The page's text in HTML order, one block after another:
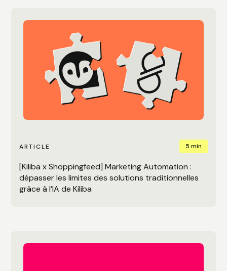
ARTICLE 5 min
[Kiliba x Shoppingfeed] Marketing Automation :
dépasser les limites des solutions traditionnelles
grâce à l’IA de Kiliba